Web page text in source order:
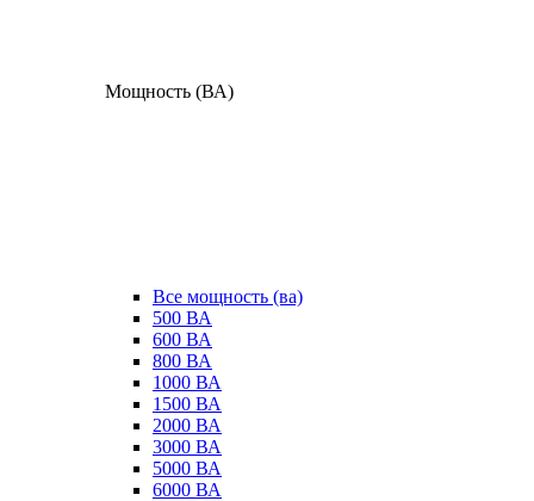
Мощность (ВА)
Все мощность (ва)
500 ВА
600 ВА
800 ВА
1000 ВА
1500 ВА
2000 ВА
3000 ВА
5000 ВА
6000 ВА